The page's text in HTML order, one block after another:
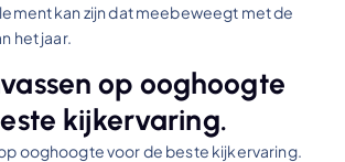
kan zijn dat meebeweegt met de
het jaar.
op ooghoogte
kijkervaring.
ooghoogte voor de beste kijkervaring.